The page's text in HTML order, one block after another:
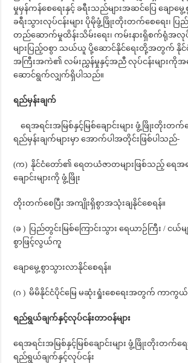
မှုမှန်ကန်စေရေးနှင့် ခရီးသည်များအဆင်ပြေ ချောမွေ့
ခရီးသွားလုပ်ငန်းများ ပိုမိုဖွံ့ဖြိုးတိုးတက်စေရေး၊ ပ
တည်ဆောက်မှုထိန်းသိမ်းရေး၊ ကမ်းနားရှိစက်ရုံအလု
များပြည့်ဝစွာ သယ်ယူ ပို့ဆောင်နိုင်ရေးတို့အတွက် နိုင်
အကြီးအကဲ၏ လမ်းညွှန်မှုနှင့်အညီ လုပ်ငန်းများကို
ဆောင်ရွက်လျှက်ရှိပါသည်။
ရည်မှန်းချက်
ရေအရင်းအမြစ်နှင့်မြစ်ချောင်းများ ဖွံ့ဖြိုးတိုးတက်
ရည်မှန်းချက်များမှာ အောက်ပါအတိုင်းဖြစ်ပါသည်-
(က) နိုင်ငံတော်၏ ရေတယံဇာတများဖြစ်သည့် ရေအရ
ချောင်းများကို ဖွံ့ဖြိုး
တိုးတက်စေပြီး အကျိုးရှိစွာအသုံးချနိုင်စေရန်။
(ခ ) ပြည်တွင်းမြစ်ကြောင်းသွား ရေယာဉ်ကြီး / ငယ်မ
စွာဖြင့်လွယ်ကူ
ချောမွေ့စွာသွားလာနိုင်စေရန်။
(ဂ ) မိမိနိုင်ငံပိုင်မြေ မဆုံးရှုံးစေရေးအတွက် ကာကွယ်
ရည်ရွယ်ချက်နှင့်လုပ်ငန်းတာဝန်များ
ရေအရင်းအမြစ်နှင့်မြစ်ချောင်းများ ဖွံ့ဖြိုးတိုးတက်ရေ
ရည်ရွယ်ချက်နှင့်လုပ်ငန်း